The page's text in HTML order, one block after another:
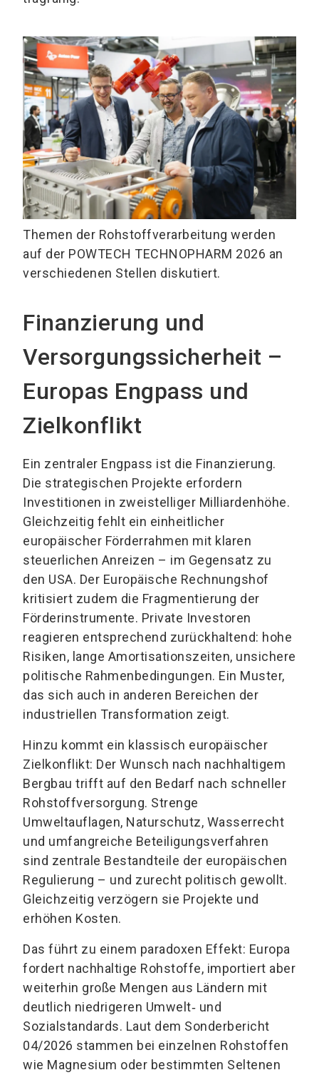
Themen der Rohstoffverarbeitung werden
auf der POWTECH TECHNOPHARM 2026 an
verschiedenen Stellen diskutiert.
Finanzierung und
Versorgungssicherheit –
Europas Engpass und
Zielkonflikt
Ein zentraler Engpass ist die Finanzierung.
Die strategischen Projekte erfordern
Investitionen in zweistelliger Milliardenhöhe.
Gleichzeitig fehlt ein einheitlicher
europäischer Förderrahmen mit klaren
steuerlichen Anreizen – im Gegensatz zu
den USA. Der Europäische Rechnungshof
kritisiert zudem die Fragmentierung der
Förderinstrumente. Private Investoren
reagieren entsprechend zurückhaltend: hohe
Risiken, lange Amortisationszeiten, unsichere
politische Rahmenbedingungen. Ein Muster,
das sich auch in anderen Bereichen der
industriellen Transformation zeigt.
Hinzu kommt ein klassisch europäischer
Zielkonflikt: Der Wunsch nach nachhaltigem
Bergbau trifft auf den Bedarf nach schneller
Rohstoffversorgung. Strenge
Umweltauflagen, Naturschutz, Wasserrecht
und umfangreiche Beteiligungsverfahren
sind zentrale Bestandteile der europäischen
Regulierung – und zurecht politisch gewollt.
Gleichzeitig verzögern sie Projekte und
erhöhen Kosten.
Das führt zu einem paradoxen Effekt: Europa
fordert nachhaltige Rohstoffe, importiert aber
weiterhin große Mengen aus Ländern mit
deutlich niedrigeren Umwelt‑ und
Sozialstandards. Laut dem Sonderbericht
04/2026 stammen bei einzelnen Rohstoffen
wie Magnesium oder bestimmten Seltenen